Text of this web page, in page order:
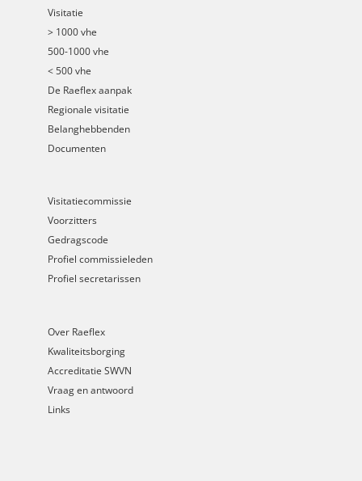
Visitatie
> 1000 vhe
500-1000 vhe
< 500 vhe
De Raeflex aanpak
Regionale visitatie
Belanghebbenden
Documenten
Visitatiecommissie
Voorzitters
Gedragscode
Profiel commissieleden
Profiel secretarissen
Over Raeflex
Kwaliteitsborging
Accreditatie SWVN
Vraag en antwoord
Links